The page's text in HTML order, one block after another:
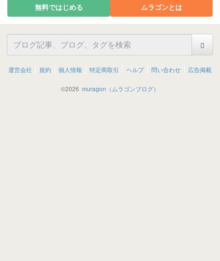
無料ではじめる ムラゴンとは
運営会社 規約 個人情報 特定商取引 ヘルプ 問い合わせ 広告掲載
©2026 muragon（ムラゴンブログ）